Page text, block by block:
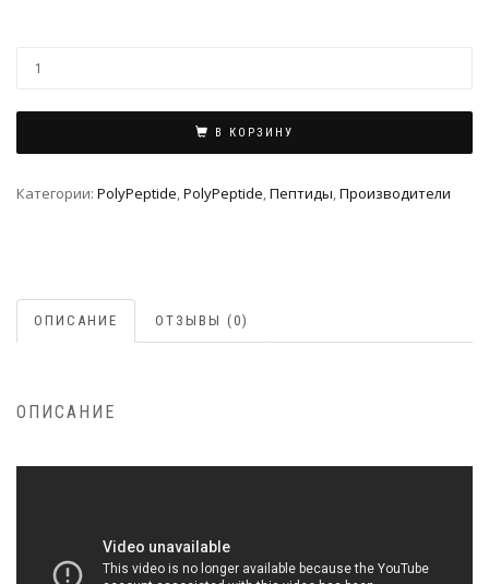
В КОРЗИНУ
Категории: PolyPeptide,PolyPeptide,Пептиды,Производители
ОПИСАНИЕ ОТЗЫВЫ (0)
ОПИСАНИЕ